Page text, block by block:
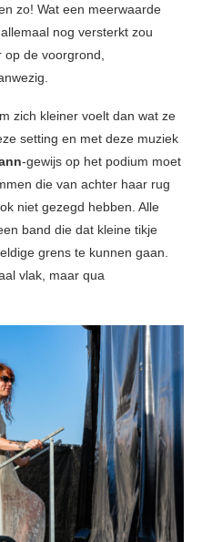
zo! Wat een meerwaarde
nog versterkt zou
de voorgrond,
zich kleiner voelt dan wat ze
setting en met deze muziek
-gewijs op het podium moet
die van achter haar rug
niet gezegd hebben. Alle
band die dat kleine tikje
grens te kunnen gaan.
vlak, maar qua